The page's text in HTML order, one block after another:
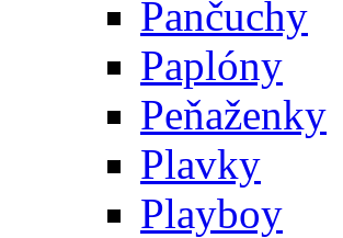
Pančuchy
Paplóny
Peňaženky
Plavky
Playboy